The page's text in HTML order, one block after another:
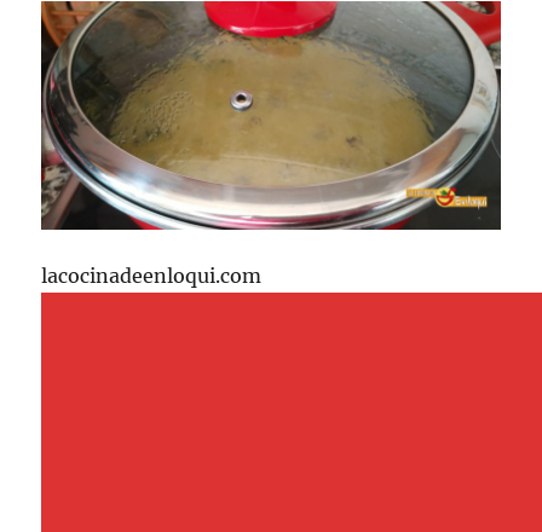
lacocinadeenloqui.com